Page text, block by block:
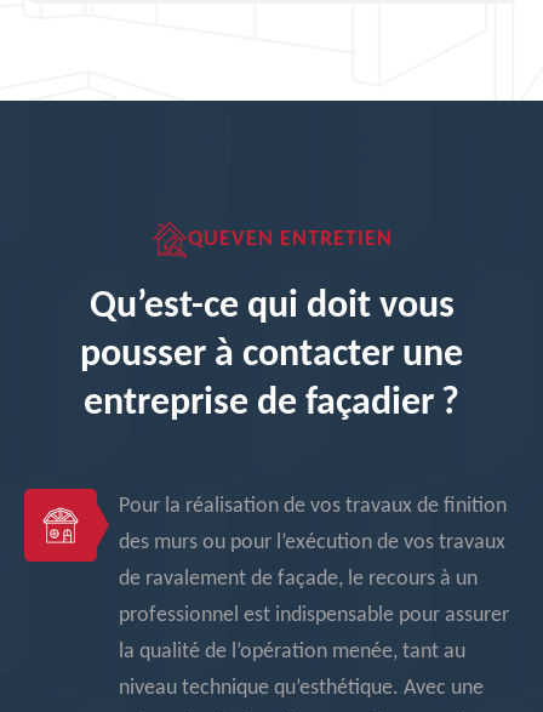
QUEVEN ENTRETIEN
Qu’est-ce qui doit vous
pousser à contacter une
entreprise de façadier ?
Pour la réalisation de vos travaux de finition
des murs ou pour l’exécution de vos travaux
de ravalement de façade, le recours à un
professionnel est indispensable pour assurer
la qualité de l’opération menée, tant au
niveau technique qu’esthétique. Avec une